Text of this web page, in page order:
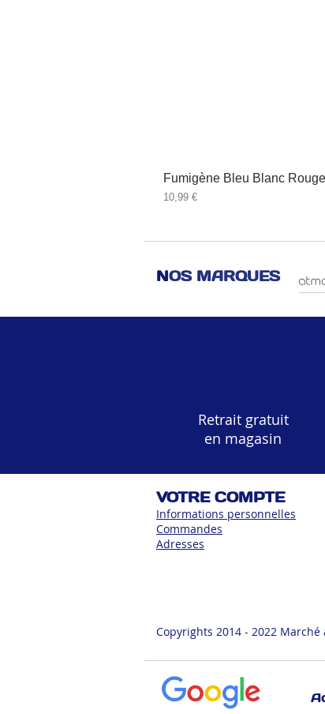
Fumigène Bleu Blanc
Prix
10,99 €
NOS MARQUES
Retrait gratuit
en magasin
VOTRE COMPTE
Informations personnelles
Commandes
Adresses
Copyrights 2014 - 2022 Marché